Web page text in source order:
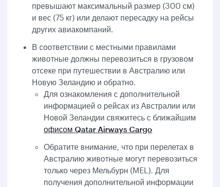
превышают максимальный размер (300 см)
и вес (75 кг) или делают пересадку на рейсы
других авиакомпаний.
В соответствии с местными правилами
животные должны перевозиться в грузовом
отсеке при путешествии в Австралию или
Новую Зеландию и обратно.
Для ознакомления с дополнительной
информацией о рейсах из Австралии или
Новой Зеландии свяжитесь с ближайшим
офисом Qatar Airways Cargo
Обратите внимание, что при перелетах в
Австралию животные могут перевозиться
только через Мельбурн (MEL). Для
получения дополнительной информации